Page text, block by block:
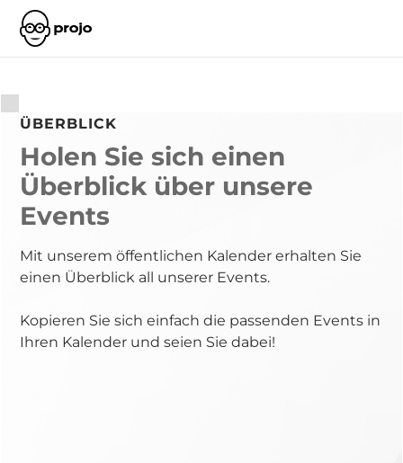
ÜBERBLICK
Holen Sie sich einen
Überblick über unsere
Events
Mit unserem öffentlichen Kalender erhalten Sie
einen Überblick all unserer Events.
Kopieren Sie sich einfach die passenden Events in
Ihren Kalender und seien Sie dabei!